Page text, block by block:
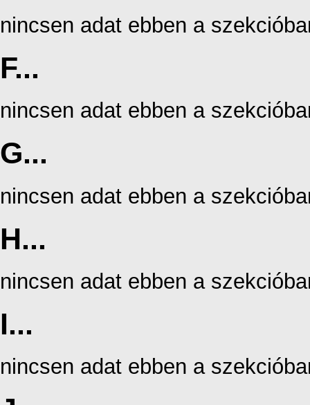
nincsen adat ebben a
F...
nincsen adat ebben a
G...
nincsen adat ebben a
H...
nincsen adat ebben a
I...
nincsen adat ebben a